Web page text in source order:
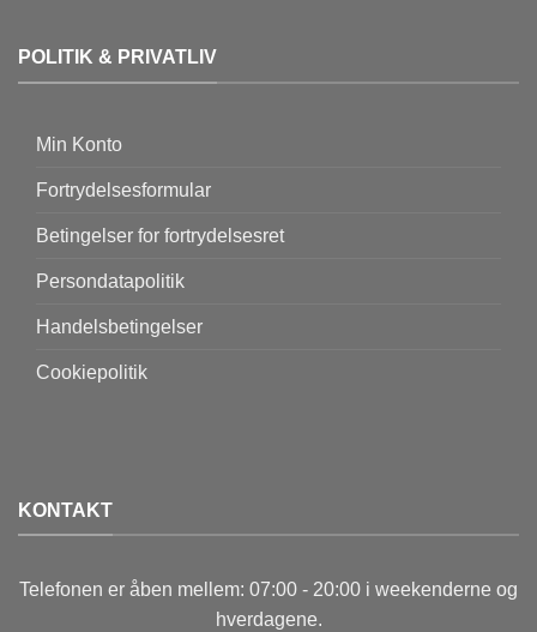
POLITIK & PRIVATLIV
Min Konto
Fortrydelsesformular
Betingelser for fortrydelsesret
Persondatapolitik
Handelsbetingelser
Cookiepolitik
KONTAKT
Telefonen er åben mellem: 07:00 - 20:00 i weekenderne og
hverdagene.